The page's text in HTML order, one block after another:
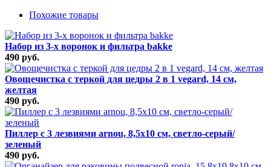
Похожие товары
Набор из 3-х воронок и фильтра bakke
490 руб.
Овощечистка с теркой для цедры 2 в 1 vegard, 14 см,
желтая
490 руб.
Пиллер с 3 лезвиями arnou, 8,5х10 см, светло-серый/
зеленый
490 руб.